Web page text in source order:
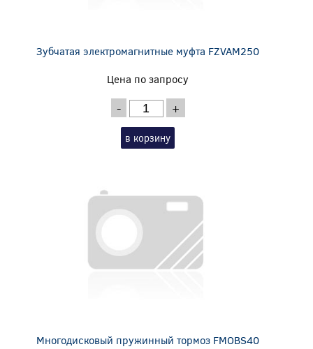
Зубчатая электромагнитные муфта FZVAM250
Цена по запросу
- +
в корзину
Многодисковый пружинный тормоз FMOBS40